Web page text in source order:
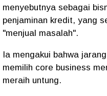
menyebutnya sebagai
penjaminan kredit, yang
"menjual masalah".
Ia mengakui bahwa
memilih core business
meraih untung.